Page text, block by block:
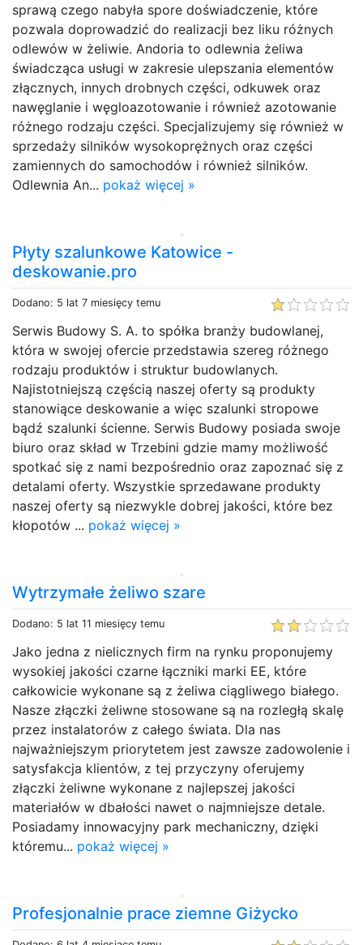
sprawą czego nabyła spore doświadczenie, które
pozwala doprowadzić do realizacji bez liku różnych
odlewów w żeliwie. Andoria to odlewnia żeliwa
świadcząca usługi w zakresie ulepszania elementów
złącznych, innych drobnych części, odkuwek oraz
nawęglanie i węgloazotowanie i również azotowanie
różnego rodzaju części. Specjalizujemy się również w
sprzedaży silników wysokoprężnych oraz części
zamiennych do samochodów i również silników.
Odlewnia An... pokaż więcej »
Płyty szalunkowe Katowice -
deskowanie.pro
Dodano: 5 lat 7 miesięcy temu
Serwis Budowy S. A. to spółka branży budowlanej,
która w swojej ofercie przedstawia szereg różnego
rodzaju produktów i struktur budowlanych.
Najistotniejszą częścią naszej oferty są produkty
stanowiące deskowanie a więc szalunki stropowe
bądź szalunki ścienne. Serwis Budowy posiada swoje
biuro oraz skład w Trzebini gdzie mamy możliwość
spotkać się z nami bezpośrednio oraz zapoznać się z
detalami oferty. Wszystkie sprzedawane produkty
naszej oferty są niezwykle dobrej jakości, które bez
kłopotów ... pokaż więcej »
Wytrzymałe żeliwo szare
Dodano: 5 lat 11 miesięcy temu
Jako jedna z nielicznych firm na rynku proponujemy
wysokiej jakości czarne łączniki marki EE, które
całkowicie wykonane są z żeliwa ciągliwego białego.
Nasze złączki żeliwne stosowane są na rozległą skalę
przez instalatorów z całego świata. Dla nas
najważniejszym priorytetem jest zawsze zadowolenie i
satysfakcja klientów, z tej przyczyny oferujemy
złączki żeliwne wykonane z najlepszej jakości
materiałów w dbałości nawet o najmniejsze detale.
Posiadamy innowacyjny park mechaniczny, dzięki
któremu... pokaż więcej »
Profesjonalnie prace ziemne Giżycko